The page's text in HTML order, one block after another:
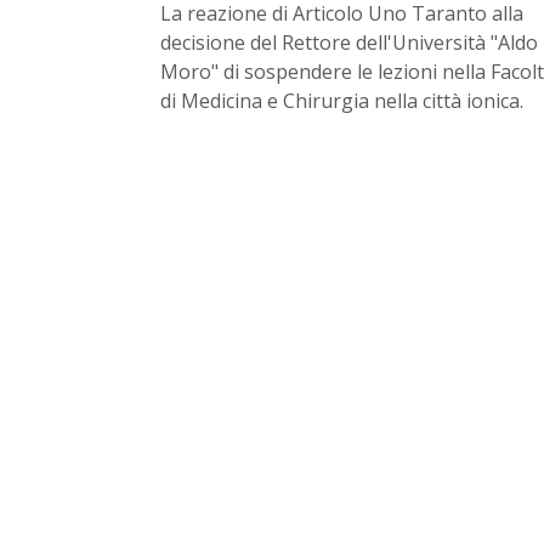
La reazione di Articolo Uno Taranto alla
decisione del Rettore dell'Università "Aldo
Moro" di sospendere le lezioni nella
di Medicina e Chirurgia nella città ionica.